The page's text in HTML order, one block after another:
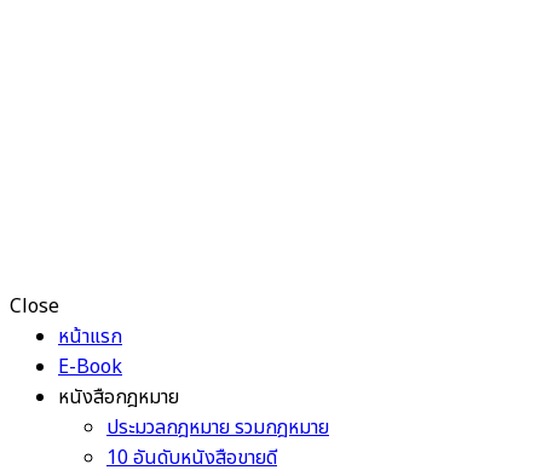
Close
หน้าแรก
E-Book
หนังสือกฎหมาย
ประมวลกฎหมาย รวมกฎหมาย
10 อันดับหนังสือขายดี